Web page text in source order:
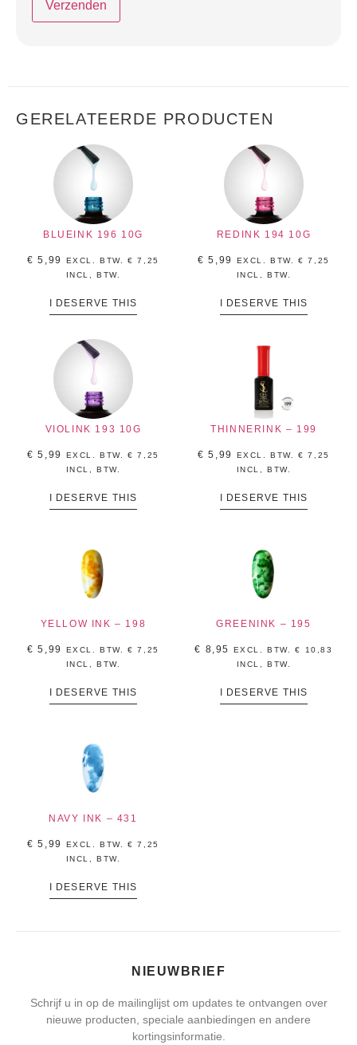
GERELATEERDE PRODUCTEN
BLUEINK 196 10G
€ 5,99 EXCL. BTW.€ 7,25
INCL, BTW.
I DESERVE THIS
REDINK 194 10G
€ 5,99 EXCL. BTW.€ 7,25
INCL, BTW.
I DESERVE THIS
VIOLINK 193 10G
€ 5,99 EXCL. BTW.€ 7,25
INCL, BTW.
I DESERVE THIS
THINNERINK – 199
€ 5,99 EXCL. BTW.€ 7,25
INCL, BTW.
I DESERVE THIS
YELLOW INK – 198
€ 5,99 EXCL. BTW.€ 7,25
INCL, BTW.
I DESERVE THIS
GREENINK – 195
€ 8,95 EXCL. BTW.€
10,83
INCL, BTW.
I DESERVE THIS
NAVY INK – 431
€ 5,99 EXCL. BTW.€ 7,25
INCL, BTW.
I DESERVE THIS
NIEUWBRIEF
Schrijf u in op de mailinglijst om updates te ontvangen over
nieuwe producten, speciale aanbiedingen en andere
kortingsinformatie.